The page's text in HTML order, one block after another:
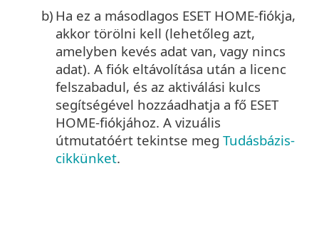
b) Ha ez a másodlagos ESET HOME-fiókja,
akkor törölni kell (lehetőleg azt,
amelyben kevés adat van, vagy nincs
adat). A fiók eltávolítása után a licenc
felszabadul, és az aktiválási kulcs
segítségével hozzáadhatja a fő ESET
HOME-fiókjához. A vizuális
útmutatóért tekintse meg Tudásbázis-
cikkünket.